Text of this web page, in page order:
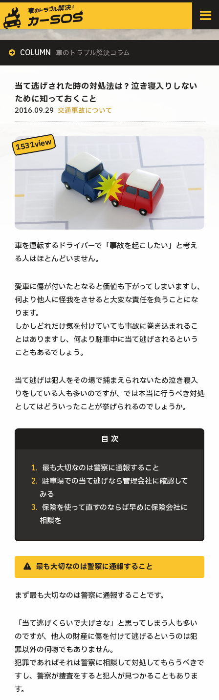
HOME > すべての記事 >
当て逃げされた時の対処法は？泣き寝入りしないために知っておくこと
COLUMN 車のトラブル解決コラム
当て逃げされた時の対処法は？泣き寝入りしない
ために知っておくこと
2016.09.29 交通事故について
車を運転するドライバーで「事故を起こしたい」と考え
る人はほとんどいません。
愛車に傷が付いたとなると価値も下がってしまいますし、
何より他人に怪我をさせると大変な責任を負うことにな
ります。
しかしどれだけ気を付けていても事故に巻き込まれるこ
とはありますし、何より駐車中に当て逃げされるという
こともあるでしょう。
当て逃げは犯人をその場で捕まえられないため泣き寝入
りをしている人も多いのですが、では本当に行うべき対処
としてはどういったことが挙げられるのでしょうか。
最も大切なのは警察に通報すること
駐車場での当て逃げなら管理会社に確認して
みる
保険を使って直すのならば早めに保険会社に
相談を
最も大切なのは警察に通報すること
まず最も大切なのは警察に通報することです。
「当て逃げくらいで大げさな」と思ってしまう人も多い
のですが、他人の財産に傷を付けて逃げるというのは犯
罪以外の何物でもありません。
犯罪であればそれは警察に相談して対処してもらうべきで
すし、警察が捜査をすると犯人が見つかることもありま
す。